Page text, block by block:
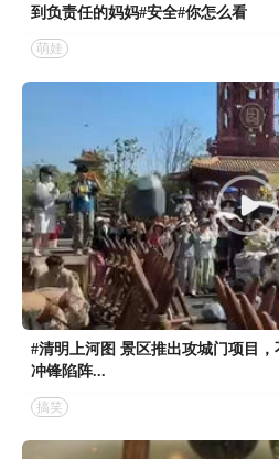
到负责任的妈妈#安全#你怎么看
萌娃
#清明上河图 景区推出攻城门项目
冲锋陷阵...
搞笑